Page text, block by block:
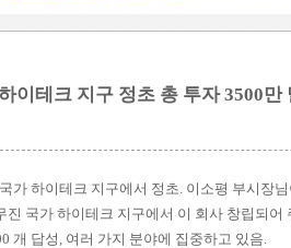
이테크 지구 정초 총 투자 3500만
하이테크 지구에서 정초. 이소평 부시장
국가 하이테크 지구에서 이 회사 창립되
개 답성, 여러 가지 분야에 집중하고 있음.